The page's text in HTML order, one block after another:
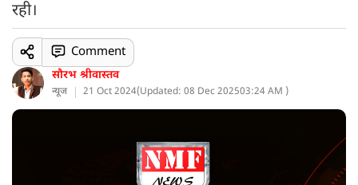
रही।
सौरभ श्रीवास्तव
न्यूज 21 Oct 2024(Updated: 08 Dec 202503:24 AM )
Comment